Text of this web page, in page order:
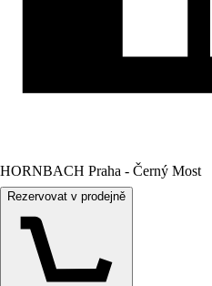
HORNBACH Praha - Černý Most
Rezervovat v prodejně